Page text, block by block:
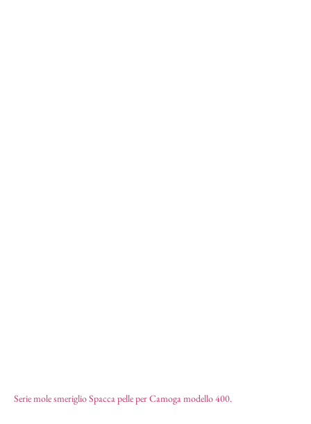
Serie mole smeriglio
Serie mole smeriglio Spacca pelle per Camoga modello 400.